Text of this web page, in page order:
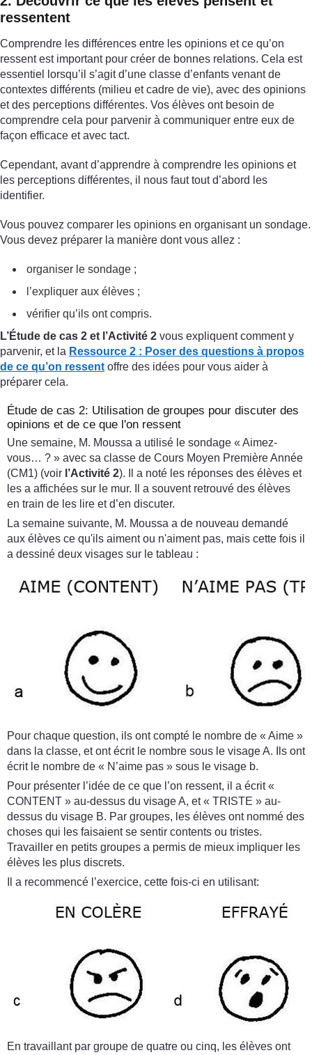
ressentent
Comprendre les différences entre les opinions et ce qu’on
ressent est important pour créer de bonnes relations. Cela est
essentiel lorsqu’il s’agit d’une classe d’enfants venant de
contextes différents (milieu et cadre de vie), avec des opinions
et des perceptions différentes. Vos élèves ont besoin de
comprendre cela pour parvenir à communiquer entre eux de
façon efficace et avec tact.
Cependant, avant d’apprendre à comprendre les opinions et
les perceptions différentes, il nous faut tout d’abord les
identifier.
Vous pouvez comparer les opinions en organisant un sondage.
Vous devez préparer la manière dont vous allez :
organiser le sondage ;
l’expliquer aux élèves ;
vérifier qu’ils ont compris.
L’Étude de cas 2 et l’Activité 2 vous expliquent comment y
parvenir, et la Ressource 2 : Poser des questions à propos
de ce qu’on ressent offre des idées pour vous aider à
préparer cela.
Étude de cas 2: Utilisation de groupes pour discuter des
opinions et de ce que l'on ressent
Une semaine, M. Moussa a utilisé le sondage « Aimez-
vous… ? » avec sa classe de Cours Moyen Première Année
(CM1) (voir l’Activité 2). Il a noté les réponses des élèves et
les a affichées sur le mur. Il a souvent retrouvé des élèves
en train de les lire et d’en discuter.
La semaine suivante, M. Moussa a de nouveau demandé
aux élèves ce qu'ils aiment ou n'aiment pas, mais cette fois il
a dessiné deux visages sur le tableau :
Pour chaque question, ils ont compté le nombre de « Aime »
dans la classe, et ont écrit le nombre sous le visage A. Ils ont
écrit le nombre de « N’aime pas » sous le visage b.
Pour présenter l’idée de ce que l’on ressent, il a écrit «
CONTENT » au-dessus du visage A, et « TRISTE » au-
dessus du visage B. Par groupes, les élèves ont nommé des
choses qui les faisaient se sentir contents ou tristes.
Travailler en petits groupes a permis de mieux impliquer les
élèves les plus discrets.
Il a recommencé l’exercice, cette fois-ci en utilisant:
En travaillant par groupe de quatre ou cinq, les élèves ont